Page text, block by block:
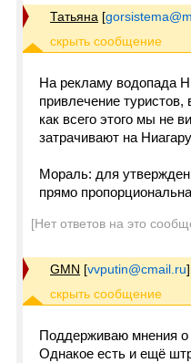
Татьяна [
На рекламу водопада
привлечение туристов,
как всего этого мы не
затрачивают на
Мораль: для
прямо
[Нет ответов на это
GMN [vvputin@cmail.ru]
Поддерживаю мнения о
Однакое есть и ещё